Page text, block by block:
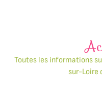
Toutes les informations
sur-Loire